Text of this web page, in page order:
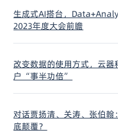
生成式AI搭台，
2023年度大会前瞻
改变数据的使用方式，云
户“事半功倍”
对话贾扬清、关涛、张伯
底颠覆？